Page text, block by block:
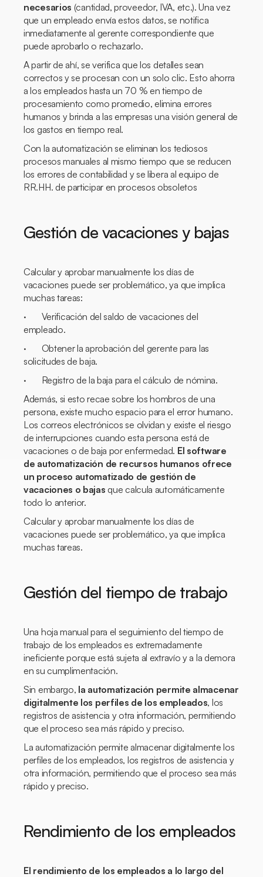
necesarios (cantidad, proveedor, IVA, etc.). Una vez
que un empleado envía estos datos, se notifica
inmediatamente al gerente correspondiente que
puede aprobarlo o rechazarlo.
A partir de ahí, se verifica que los detalles sean
correctos y se procesan con un solo clic. Esto ahorra
a los empleados hasta un 70 % en tiempo de
procesamiento como promedio, elimina errores
humanos y brinda a las empresas una visión general de
los gastos en tiempo real.
Con la automatización se eliminan los tediosos
procesos manuales al mismo tiempo que se reducen
los errores de contabilidad y se libera al equipo de
RR.HH. de participar en procesos obsoletos
Gestión de vacaciones y bajas
Calcular y aprobar manualmente los días de
vacaciones puede ser problemático, ya que implica
muchas tareas:
· Verificación del saldo de vacaciones del
empleado.
· Obtener la aprobación del gerente para las
solicitudes de baja.
· Registro de la baja para el cálculo de nómina.
Además, si esto recae sobre los hombros de una
persona, existe mucho espacio para el error humano.
Los correos electrónicos se olvidan y existe el riesgo
de interrupciones cuando esta persona está de
vacaciones o de baja por enfermedad. El software
de automatización de recursos humanos ofrece
un proceso automatizado de gestión de
vacaciones o bajas que calcula automáticamente
todo lo anterior.
Calcular y aprobar manualmente los días de
vacaciones puede ser problemático, ya que implica
muchas tareas.
Gestión del tiempo de trabajo
Una hoja manual para el seguimiento del tiempo de
trabajo de los empleados es extremadamente
ineficiente porque está sujeta al extravío y a la demora
en su cumplimentación.
Sin embargo, la automatización permite almacenar
digitalmente los perfiles de los empleados, los
registros de asistencia y otra información, permitiendo
que el proceso sea más rápido y preciso.
La automatización permite almacenar digitalmente los
perfiles de los empleados, los registros de asistencia y
otra información, permitiendo que el proceso sea más
rápido y preciso.
Rendimiento de los empleados
El rendimiento de los empleados a lo largo del